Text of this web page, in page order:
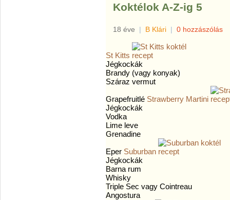
Koktélok A-Z-ig 5
18 éve | B Klári | 0 hozzászólás
St Kitts
Jégkockák
Brandy (vagy konyak)
Száraz vermut
Grapefruitlé Strawberry Martini
Jégkockák
Vodka
Lime leve
Grenadine
Eper Suburban
Jégkockák
Barna rum
Whisky
Triple Sec vagy Cointreau
Angostura